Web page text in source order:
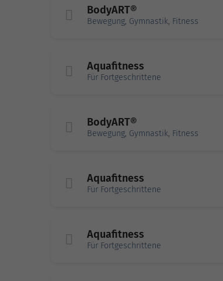
BodyART®
Bewegung, Gymnastik, Fitness
Aquafitness
Für Fortgeschrittene
BodyART®
Bewegung, Gymnastik, Fitness
Aquafitness
Für Fortgeschrittene
Aquafitness
Für Fortgeschrittene